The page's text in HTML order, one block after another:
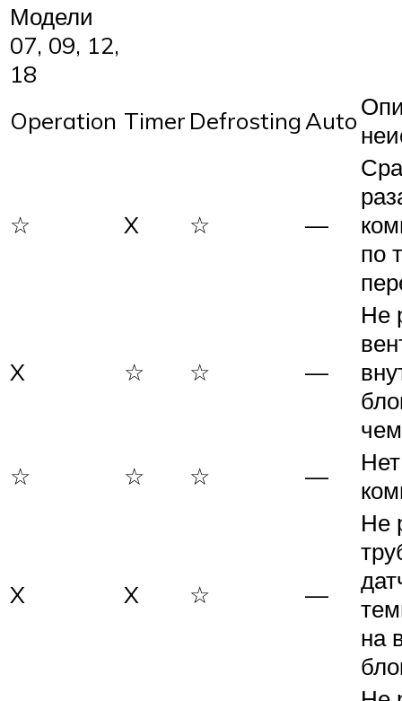
Модели
07, 09, 12,
18
Operation Timer DefrostingAuto
☆ X ☆ —
по
X ☆ ☆ —
Не
☆
☆ ☆ —
X X ☆ —
Не
на